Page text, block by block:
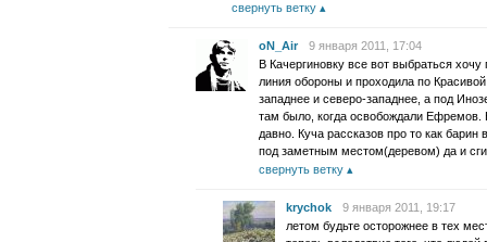
свернуть ветку
oN_Air
9 января 2011, 17:04
В Качергиновку все вот выбраться
линия обороны и проходила по
западнее и северо-западнее, а под
там было, когда освобождали
давно. Куча рассказов про то как барин
под заметным местом(деревом) да и
свернуть ветку
krychok
9 января 2011, 19:17
летом будьте осторожнее в тех